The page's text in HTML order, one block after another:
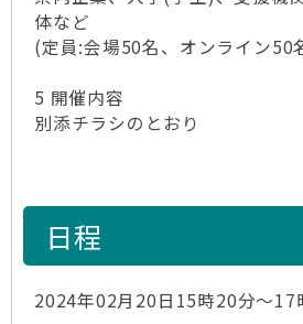
体など
(定員:会場50名、オンライン50
5 開催内容
別添チラシのとおり
日程
2024年02月20日15時20分～17